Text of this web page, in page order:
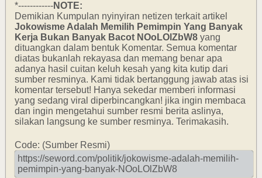
*------------NOTE:
Demikian Kumpulan nyinyiran netizen terkait artikel
Jokowisme Adalah Memilih Pemimpin Yang Banyak
Kerja Bukan Banyak Bacot NOoLOlZbW8 yang
dituangkan dalam bentuk Komentar. Semua komentar
diatas bukanlah rekayasa dan memang benar apa
adanya hasil cuitan keluh kesah yang kita kutip dari
sumber resminya. Kami tidak bertanggung jawab atas isi
komentar tersebut! Hanya sekedar memberi informasi
yang sedang viral diperbincangkan! jika ingin membaca
dan ingin mengetahui sumber resmi berita aslinya,
silakan langsung ke sumber resminya. Terimakasih.
Code: (Sumber Resmi)
https://seword.com/politik/jokowisme-adalah-memilih-
pemimpin-yang-banyak-NOoLOlZbW8